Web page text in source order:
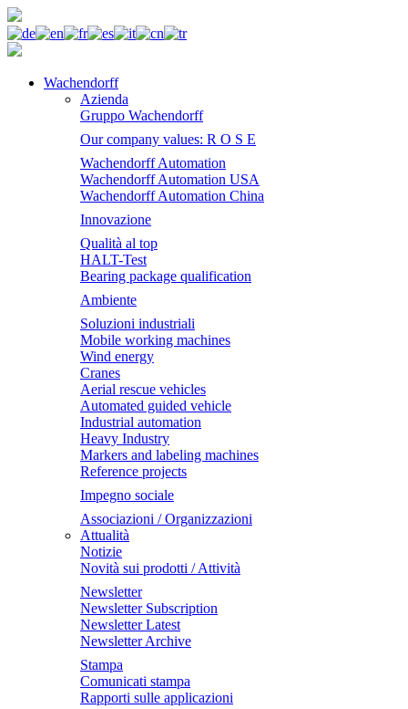
Wachendorff
Azienda
Gruppo Wachendorff
Our company values: R O S E
Wachendorff Automation
Wachendorff Automation USA
Wachendorff Automation China
Innovazione
Qualità al top
HALT-Test
Bearing package qualification
Ambiente
Soluzioni industriali
Mobile working machines
Wind energy
Cranes
Aerial rescue vehicles
Automated guided vehicle
Industrial automation
Heavy Industry
Markers and labeling machines
Reference projects
Impegno sociale
Associazioni / Organizzazioni
Attualità
Notizie
Novità sui prodotti / Attività
Newsletter
Newsletter Subscription
Newsletter Latest
Newsletter Archive
Stampa
Comunicati stampa
Rapporti sulle applicazioni